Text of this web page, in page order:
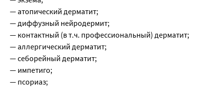
— атопический дерматит;
— диффузный нейродермит;
— контактный (в т.ч. профессиональный) дерматит;
— аллергический дерматит;
— себорейный дерматит;
— импетиго;
— псориаз;